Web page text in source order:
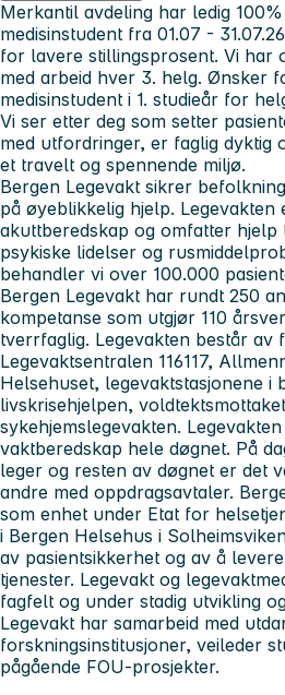
Merkantil avdeling har ledig
medisinstudent fra 01.07 -
for lavere stillingsprosent. Vi har
med arbeid hver 3. helg. Ønsker
medisinstudent i 1. studieår for
Vi ser etter deg som setter
med utfordringer, er faglig dyktig
et travelt og spennende miljø.
Bergen Legevakt sikrer
på øyeblikkelig hjelp. Legevakten
akuttberedskap og omfatter hjelp
psykiske lidelser og
behandler vi over 100.000
Bergen Legevakt har rundt 250
kompetanse som utgjør 110
tverrfaglig. Legevakten består av
Legevaktsentralen 116117,
Helsehuset, legevaktstasjonene i
livskrisehjelpen,
sykehjemslegevakten.
vaktberedskap hele døgnet. På
leger og resten av døgnet er det
andre med oppdragsavtaler.
som enhet under Etat for
i Bergen Helsehus i
av pasientsikkerhet og av å
tjenester. Legevakt og
fagfelt og under stadig utvikling
Legevakt har samarbeid med
forskningsinstitusjoner, veileder
pågående FOU-prosjekter.